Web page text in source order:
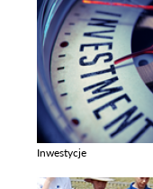
Inwestycje